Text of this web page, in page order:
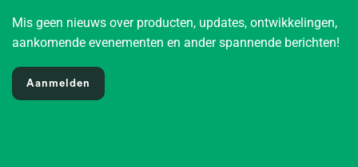
Mis geen nieuws over producten, updates, ontwikkelingen,
aankomende evenementen en ander spannende berichten!
Aanmelden